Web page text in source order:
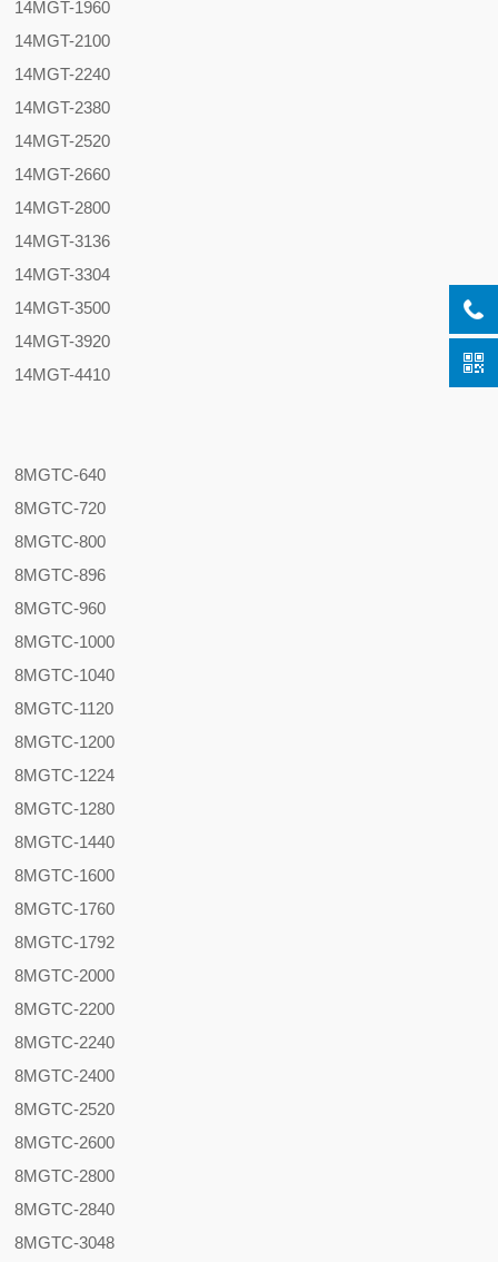
14MGT-1960
14MGT-2100
14MGT-2240
14MGT-2380
14MGT-2520
14MGT-2660
14MGT-2800
14MGT-3136
14MGT-3304
14MGT-3500
14MGT-3920
14MGT-4410
8MGTC-640
8MGTC-720
8MGTC-800
8MGTC-896
8MGTC-960
8MGTC-1000
8MGTC-1040
8MGTC-1120
8MGTC-1200
8MGTC-1224
8MGTC-1280
8MGTC-1440
8MGTC-1600
8MGTC-1760
8MGTC-1792
8MGTC-2000
8MGTC-2200
8MGTC-2240
8MGTC-2400
8MGTC-2520
8MGTC-2600
8MGTC-2800
8MGTC-2840
8MGTC-3048